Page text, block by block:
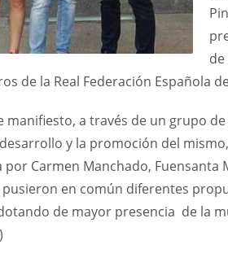
de la Real Federación Española
manifiesto, a través de un grupo
y la promoción del
Carmen Manchado, Fuensanta
pusieron en común diferentes
de mayor presencia de la